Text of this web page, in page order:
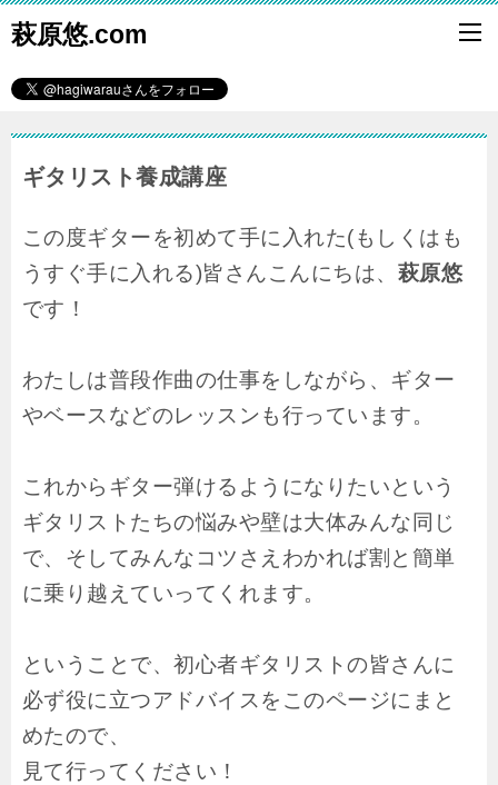
萩原悠.com
ギタリスト養成講座
この度ギターを初めて手に入れた(もしくはも
うすぐ手に入れる)皆さんこんにちは、 萩原悠
です！
わたしは普段作曲の仕事をしながら、ギター
やベースなどのレッスンも行っています。
これからギター弾けるようになりたいという
ギタリストたちの悩みや壁は大体みんな同じ
で、そしてみんなコツさえわかれば割と簡単
に乗り越えていってくれます。
ということで、初心者ギタリストの皆さんに
必ず役に立つアドバイスをこのページにまと
めたので、
見て行ってください！